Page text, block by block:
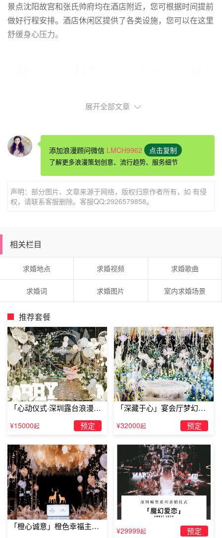
景点沈阳故宫和张氏帅府均在酒店附近，您可根据时间提前
做好行程安排。酒店休闲区提供了各类设施，您可以在这里
舒缓身心压力。
酒店距离沈阳站/太原街2.4公里，桃仙国际机场24.3公里，
沈阳火车站2.4公里。
酒店距离沈阳北站6.7公里，市中心5.7公里，实胜寺4.9公
酒店距离中山公园2.9公里。
贴士
设有免费停车场。
设有行李寄存服务。
展开全部文章
添加浪漫顾问微信 LMCH9962 点击复制
了解更多浪漫策划创意、流行趋势、服务细节
声明：部分图片、文章来源于网络，版权归原作者所有，如 有侵
权，请联系客服删除。客服QQ:2926579858。
相关栏目
求婚地点 求婚视频 求婚歌曲
求婚词 求婚图片 室内求婚场景
推荐套餐
「心动仪式·深圳露台浪漫求
婚」
¥15000起 预定
「深藏于心」宴会厅梦幻主
题求婚仪式
¥32000起 预定
「橙心诚意」橙色幸福主题
¥29999起 预定